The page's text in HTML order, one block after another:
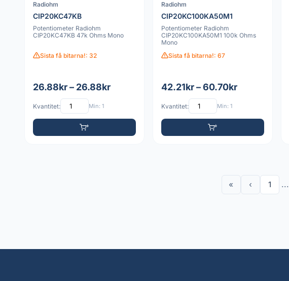
Radiohm
CIP20KC47KB
Potentiometer Radiohm
CIP20KC47KB 47k Ohms Mono
Sista få bitarna!: 32
26.88kr – 26.88kr
Kvantitet: Min: 1
Radiohm
CIP20KC100KA50M1
Potentiometer Radiohm
CIP20KC100KA50M1 100k Ohms
Mono
Sista få bitarna!: 67
42.21kr – 60.70kr
Kvantitet: Min: 1
« ‹ 1 ...